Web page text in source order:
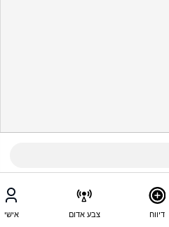
דיווח צבע אדום אישי